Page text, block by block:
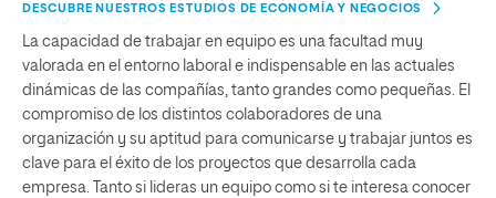
DESCUBRE NUESTROS ESTUDIOS DE ECONOMÍA Y NEGOCIOS
La capacidad de trabajar en equipo es una facultad muy
valorada en el entorno laboral e indispensable en las actuales
dinámicas de las compañías, tanto grandes como pequeñas. El
compromiso de los distintos colaboradores de una
organización y su aptitud para comunicarse y trabajar juntos es
clave para el éxito de los proyectos que desarrolla cada
empresa. Tanto si lideras un equipo como si te interesa conocer